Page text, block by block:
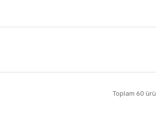
Toplam 60